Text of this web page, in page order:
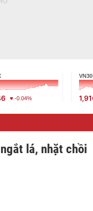
-0.04%
VN30
lá, nhặt chồi